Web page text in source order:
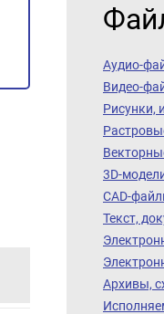
Аудио-
Видео-
Рисунки,
3D-
CAD-
Текст,
Архивы,